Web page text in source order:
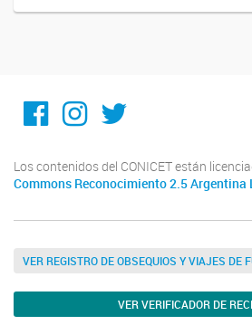
Facebook
Instagram
Twitter
Los contenidos del CONICET están
Commons Reconocimiento 2.5 Argentina
VER REGISTRO DE OBSEQUIOS Y VIAJES DE
VER VERIFICADOR DE